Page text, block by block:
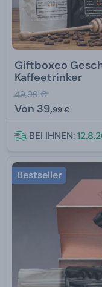
Giftboxeo
Kaffeetrinker
49,99 €
Von 39,99 €
BEI IHNEN:
Bestseller